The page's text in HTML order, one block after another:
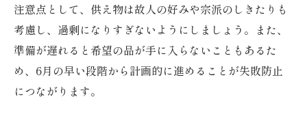
注意点として、供え物は故人の好みや宗派のしきたりも
考慮し、過剰になりすぎないようにしましょう。また、
準備が遅れると希望の品が手に入らないこともあるた
め、6月の早い段階から計画的に進めることが失敗防止
につながります。